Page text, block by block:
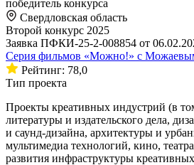
победитель конкурса
Свердловская область
Второй конкурс 2025
Заявка ПФКИ-25-2-008854 от
Серия фильмов «Можно!» с
Рейтинг: 78,0
Тип проекта
Проекты креативных индустрий (в
литературы и издательского дела,
и саунд-дизайна, архитектуры и
мультимедиа технологий, кино,
развития инфраструктуры